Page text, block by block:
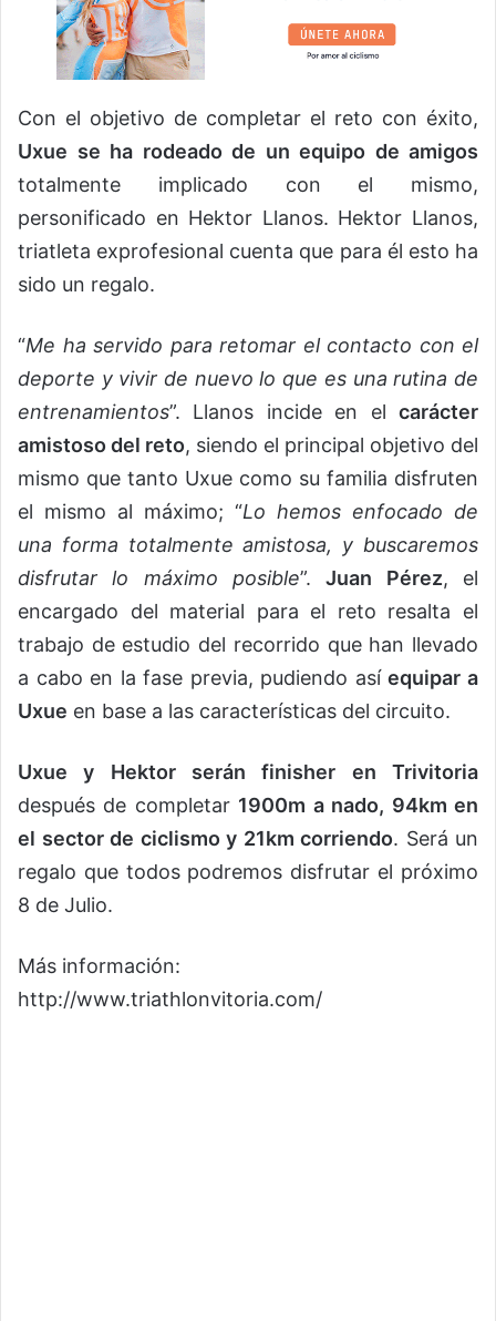
Con el objetivo de completar el reto con éxito,
Uxue se ha rodeado de un equipo de amigos
totalmente implicado con el mismo,
personificado en Hektor Llanos. Hektor Llanos,
triatleta exprofesional cuenta que para él esto ha
sido un regalo.
“Me ha servido para retomar el contacto con el
deporte y vivir de nuevo lo que es una rutina de
entrenamientos”. Llanos incide en el carácter
amistoso del reto, siendo el principal objetivo del
mismo que tanto Uxue como su familia disfruten
el mismo al máximo; “Lo hemos enfocado de
una forma totalmente amistosa, y buscaremos
disfrutar lo máximo posible”.Juan Pérez, el
encargado del material para el reto resalta el
trabajo de estudio del recorrido que han llevado
a cabo en la fase previa, pudiendo asíequipar a
Uxue en base a las características del circuito.
Uxue y Hektor serán finisher en Trivitoria
después de completar 1900m a nado, 94km en
el sector de ciclismo y 21km corriendo. Será un
regalo que todos podremos disfrutar el próximo
8 de Julio.
Más información:
http://www.triathlonvitoria.com/